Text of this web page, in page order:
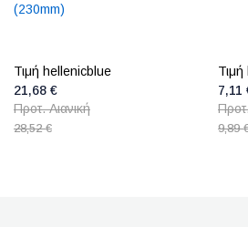
(230mm)
Τιμή hellenicblue
21,68 €
Προτ. Λιανική
28,52 €
7,11
9,89